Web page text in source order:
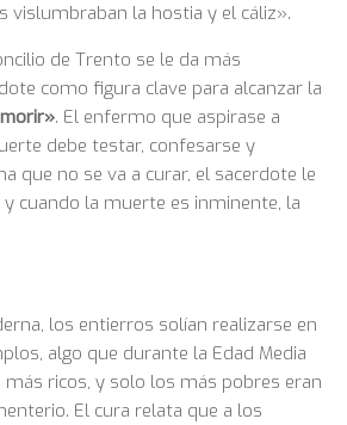
vislumbraban la hostia y el cáliz».
de Trento se le da más
como figura clave para alcanzar la
. El enfermo que aspirase a
debe testar, confesarse y
que no se va a curar, el sacerdote le
cuando la muerte es inminente, la
los entierros solían realizarse en
algo que durante la Edad Media
más ricos, y solo los más pobres eran
El cura relata que a los